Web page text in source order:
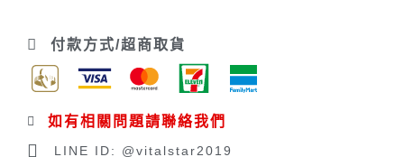
付款方式/超商取貨
如有相關問題請聯絡我們
LINE ID: @vitalstar2019